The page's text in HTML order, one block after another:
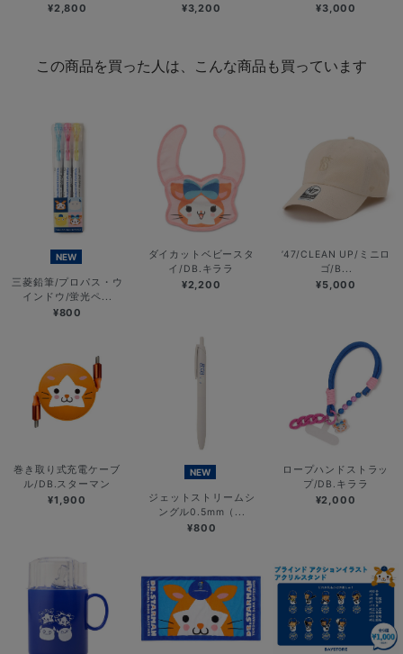
¥2,800 ¥3,200 ¥3,000
この商品を買った人は、こんな商品も買っています
NEW
三菱鉛筆/プロパス・ウ
インドウ/蛍光ペ...
¥800
ダイカットベビースタ
イ/DB.キララ
¥2,200
’47/CLEAN UP/ミニロ
ゴ/B...
¥5,000
巻き取り式充電ケーブ
ル/DB.スターマン
¥1,900
NEW
ジェットストリームシ
ングル0.5mm（...
¥800
ロープハンドストラッ
プ/DB.キララ
¥2,000